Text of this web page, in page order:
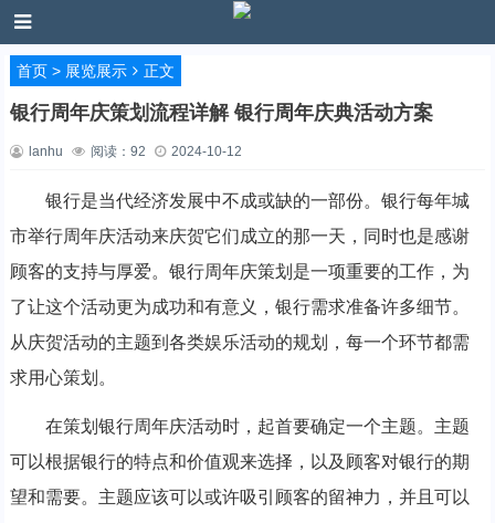
首页> 展览展示 正文
银行周年庆策划流程详解 银行周年庆典活动方案
lanhu 阅读： 92 2024-10-12
银行是当代经济发展中不成或缺的一部份。银行每年城
市举行周年庆活动来庆贺它们成立的那一天，同时也是感谢
顾客的支持与厚爱。银行周年庆策划是一项重要的工作，为
了让这个活动更为成功和有意义，银行需求准备许多细节。
从庆贺活动的主题到各类娱乐活动的规划，每一个环节都需
求用心策划。
在策划银行周年庆活动时，起首要确定一个主题。主题
可以根据银行的特点和价值观来选择，以及顾客对银行的期
望和需要。主题应该可以或许吸引顾客的留神力，并且可以